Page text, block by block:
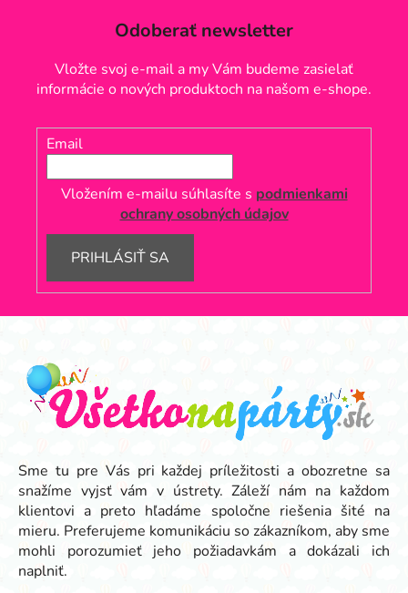
Odoberať newsletter
Vložte svoj e-mail a my Vám budeme zasielať
informácie o nových produktoch na našom e-shope.
Email
Vložením e-mailu súhlasíte s podmienkami
ochrany osobných údajov
PRIHLÁSIŤ SA
Z
Sme tu pre Vás pri každej príležitosti a obozretne sa
snažíme vyjsť vám v ústrety. Záleží nám na každom
klientovi a preto hľadáme spoločne riešenia šité na
mieru. Preferujeme komunikáciu so zákazníkom, aby sme
mohli porozumieť jeho požiadavkám a dokázali ich
naplniť.